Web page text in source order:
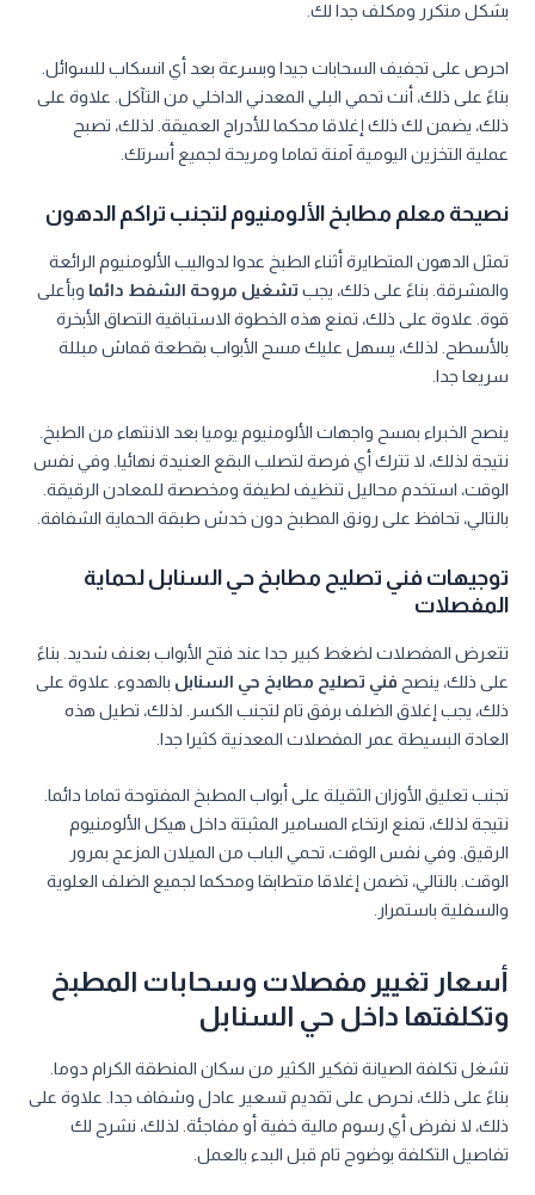
بشكل متكرر ومكلف جدا لك.
احرص على تجفيف السحابات جيدا وبسرعة بعد أي انسكاب للسوائل.
بناءً على ذلك، أنت تحمي البلي المعدني الداخلي من التآكل. علاوة على
ذلك، يضمن لك ذلك إغلاقا محكما للأدراج العميقة. لذلك، تصبح
عملية التخزين اليومية آمنة تماما ومريحة لجميع أسرتك.
نصيحة معلم مطابخ الألومنيوم لتجنب تراكم الدهون
تمثل الدهون المتطايرة أثناء الطبخ عدوا لدواليب الألومنيوم الرائعة
والمشرقة. بناءً على ذلك، يجب تشغيل مروحة الشفط دائما وبأعلى
قوة. علاوة على ذلك، تمنع هذه الخطوة الاستباقية التصاق الأبخرة
بالأسطح. لذلك، يسهل عليك مسح الأبواب بقطعة قماش مبللة
سريعا جدا.
ينصح الخبراء بمسح واجهات الألومنيوم يوميا بعد الانتهاء من الطبخ.
نتيجة لذلك، لا تترك أي فرصة لتصلب البقع العنيدة نهائيا. وفي نفس
الوقت، استخدم محاليل تنظيف لطيفة ومخصصة للمعادن الرقيقة.
بالتالي، تحافظ على رونق المطبخ دون خدش طبقة الحماية الشفافة.
توجيهات فني تصليح مطابخ حي السنابل لحماية
المفصلات
تتعرض المفصلات لضغط كبير جدا عند فتح الأبواب بعنف شديد. بناءً
على ذلك، ينصح فني تصليح مطابخ حي السنابل بالهدوء. علاوة على
ذلك، يجب إغلاق الضلف برفق تام لتجنب الكسر. لذلك، تطيل هذه
العادة البسيطة عمر المفصلات المعدنية كثيرا جدا.
تجنب تعليق الأوزان الثقيلة على أبواب المطبخ المفتوحة تماما دائما.
نتيجة لذلك، تمنع ارتخاء المسامير المثبتة داخل هيكل الألومنيوم
الرقيق. وفي نفس الوقت، تحمي الباب من الميلان المزعج بمرور
الوقت. بالتالي، تضمن إغلاقا متطابقا ومحكما لجميع الضلف العلوية
والسفلية باستمرار.
أسعار تغيير مفصلات وسحابات المطبخ
وتكلفتها داخل حي السنابل
تشغل تكلفة الصيانة تفكير الكثير من سكان المنطقة الكرام دوما.
بناءً على ذلك، نحرص على تقديم تسعير عادل وشفاف جدا. علاوة على
ذلك، لا نفرض أي رسوم مالية خفية أو مفاجئة. لذلك، نشرح لك
تفاصيل التكلفة بوضوح تام قبل البدء بالعمل.